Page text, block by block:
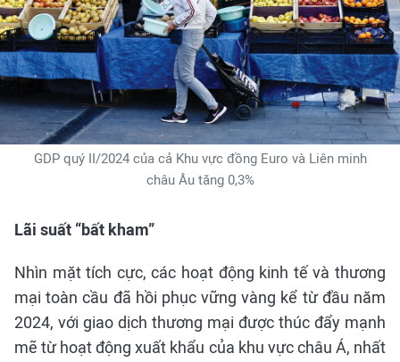
GDP quý II/2024 của cả Khu vực đồng Euro và Liên minh
châu Âu tăng 0,3%
Lãi suất “bất kham”
Nhìn mặt tích cực, các hoạt động kinh tế và thương
mại toàn cầu đã hồi phục vững vàng kể từ đầu năm
2024, với giao dịch thương mại được thúc đẩy mạnh
mẽ từ hoạt động xuất khẩu của khu vực châu Á, nhất